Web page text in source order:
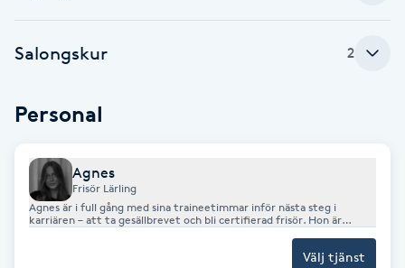
Fransförlängning Megavolym
Salongskur 2
Personal
Agnes
Frisör Lärling
Agnes är i full gång med sina traineetimmar inför nästa steg i
karriären – att ta gesällbrevet och bli certifierad frisör. Hon är
sitt lugna och lyhörda arbetssätt lägger Agnes stor vikt vid att varje
kund ska känna sig trygg, sedd och väl omhändertagen frånVälj tjänst